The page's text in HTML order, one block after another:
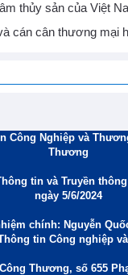
thủy sản của Việt
cán cân thương mại
Công Nghiệp và
Thương
tin và Truyền
ngày 5/6/2024
chính: Nguyễn
tin Công nghiệp
Thương, số 655